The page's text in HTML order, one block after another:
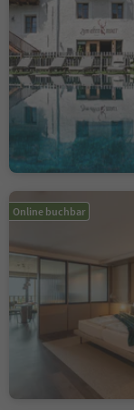
Online buchbar